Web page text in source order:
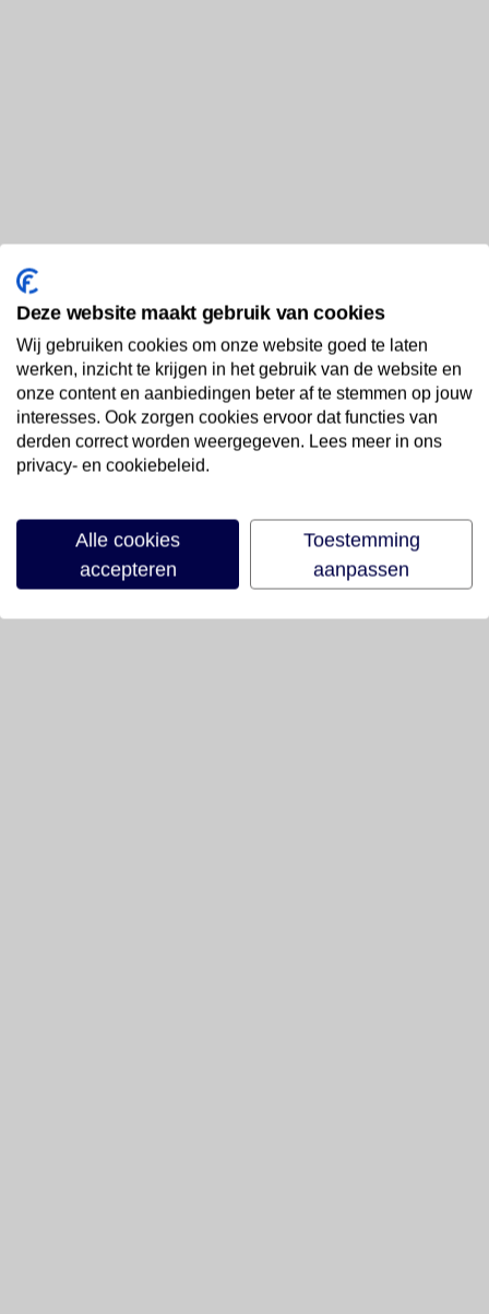
Deze website maakt gebruik van cookies
Wij gebruiken cookies om onze website goed te laten
werken, inzicht te krijgen in het gebruik van de website en
onze content en aanbiedingen beter af te stemmen op jouw
interesses. Ook zorgen cookies ervoor dat functies van
derden correct worden weergegeven. Lees meer in ons
privacy- en cookiebeleid.
Alle cookies
accepteren
Toestemming
aanpassen